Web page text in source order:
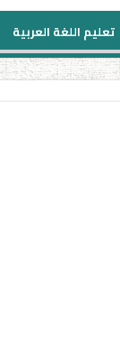
تعليم اللغة العربية